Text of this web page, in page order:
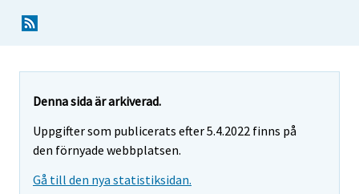
Denna sida är arkiverad.
Uppgifter som publicerats efter 5.4.2022 finns på
den förnyade webbplatsen.
Gå till den nya statistiksidan.